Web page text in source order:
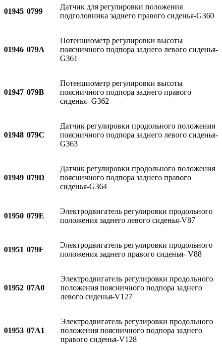
01945 0799
Датчик для регулировки положения
подголовника заднего правого сиденья-G360
01946 079A
Потенциометр регулировки высоты
поясничного подпора заднего левого сиденья-
G361
01947 079B
Потенциометр регулировки высоты
поясничного подпора заднего правого
сиденья- G362
01948 079C
Датчик регулировки продольного положения
поясничного подпора заднего левого сиденья-
G363
01949 079D
Датчик регулировки продольного положения
поясничного подпора заднего правого
сиденья-G364
01950 079E
Электродвигатель регулировки продольного
положения заднего левого сиденья-V87
01951 079F
Электродвигатель регулировки продольного
положения заднего правого сиденья- V88
01952 07A0
Электродвигатель регулировки продольного
положения поясничного подпора заднего
левого сиденья-V127
01953 07A1
Электродвигатель регулировки продольного
положения поясничного подпора заднего
правого сиденья-V128